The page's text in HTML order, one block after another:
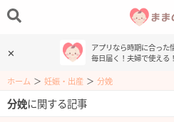
✕
アプリなら時期に合った
毎日届く！夫婦で使える！
ホーム ＞ 妊娠・出産 ＞ 分娩
分娩に関する記事